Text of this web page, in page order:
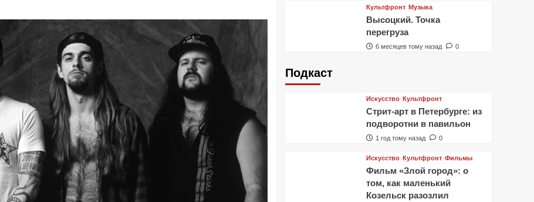
Культфронт Музыка
Высоцкий. Точка
перегруза
6 месяцев тому назад 0
Подкаст
Искусство Культфронт
Стрит-арт в Петербурге: из
подворотни в павильон
1 год тому назад 0
Искусство Культфронт Фильмы
Фильм «Злой город»: о
том, как маленький
Козельск разозлил